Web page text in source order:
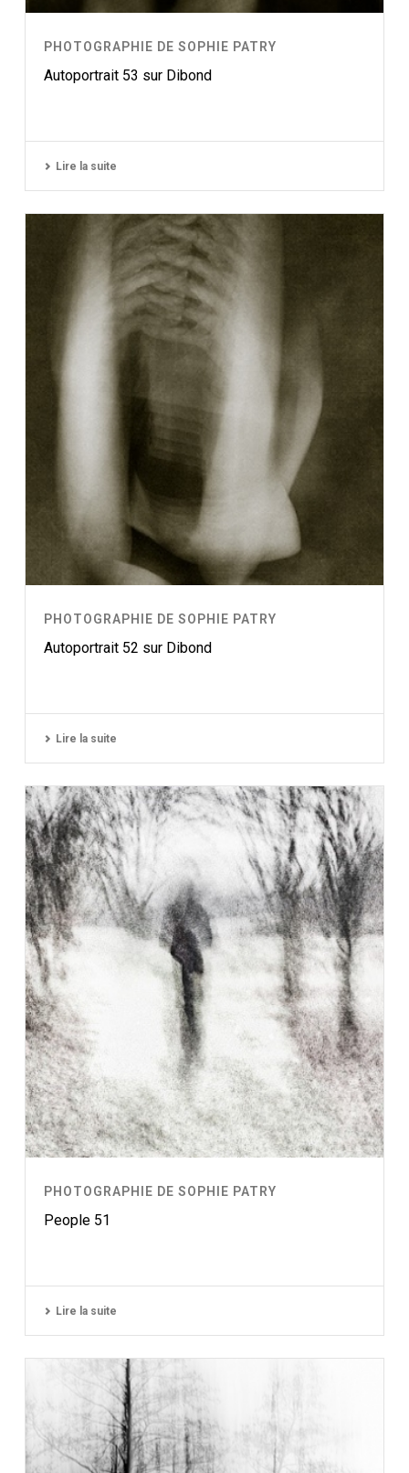
PHOTOGRAPHIE DE SOPHIE PATRY
Autoportrait 53 sur Dibond
Lire la suite
PHOTOGRAPHIE DE SOPHIE PATRY
Autoportrait 52 sur Dibond
Lire la suite
PHOTOGRAPHIE DE SOPHIE PATRY
People 51
Lire la suite